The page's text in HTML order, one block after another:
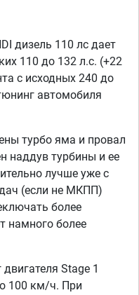
дизель 110 лс дает
110 до 132 л.с. (+22
с исходных 240 до
автомобиля
турбо яма и провал
наддув турбины и ее
лучше уже с
(если не МКПП)
более
намного более
Stage 1
100 км/ч. При